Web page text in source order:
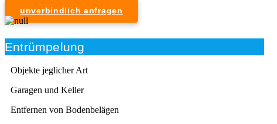
unverbindlich anfragen
Entrümpelung
Objekte jeglicher Art
Garagen und Keller
Entfernen von Bodenbelägen